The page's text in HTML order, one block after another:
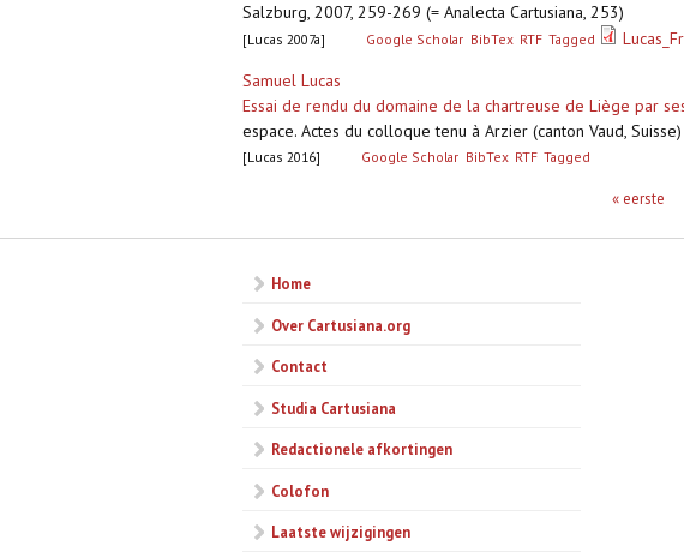
Salzburg, 2007, 259-269 (= Analecta Cartusiana, 253)
[Lucas 2007a] Google Scholar BibTex RTF Tagged
Samuel Lucas
Essai de rendu du domaine de la chartreuse de Liège par
espace. Actes du colloque tenu à Arzier (canton Vaud,
[Lucas 2016] Google Scholar BibTex RTF Tagged
« eerste
Home
Over Cartusiana.org
Contact
Studia Cartusiana
Redactionele afkortingen
Colofon
Laatste wijzigingen